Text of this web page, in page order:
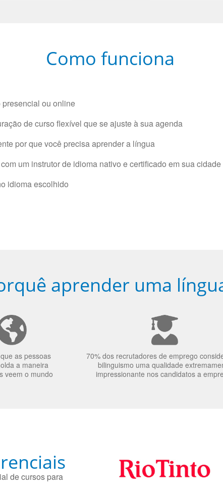
Como funciona
ou online
de curso flexível que se ajuste à sua agenda
por que você precisa aprender a língua
um instrutor de idioma nativo e certificado em sua
idioma escolhido
aprender uma
as pessoas
a maneira
veem o mundo
70% dos recrutadores de emprego
bilinguismo uma qualidade
impressionante nos candidatos a
de cursos para